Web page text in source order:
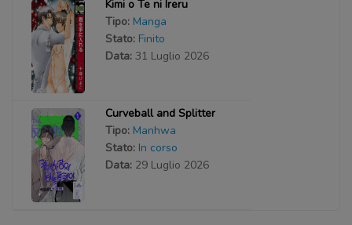
Kimi o Te ni Ireru
Tipo: Manga
Stato: Finito
Data: 31 Luglio 2026
Curveball and Splitter
Tipo: Manhwa
Stato: In corso
Data: 29 Luglio 2026